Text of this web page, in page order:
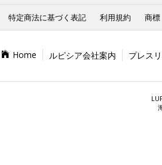
特定商法に基づく表記 利用規約 商
Home ルピシア会社案内 プレス